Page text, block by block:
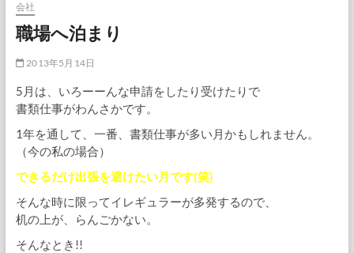
会社
職場へ泊まり
2013年5月14日
5月は、いろーーんな申請をしたり受けたりで
書類仕事がわんさかです。
1年を通して、一番、書類仕事が多い月かもしれません。
（今の私の場合）
できるだけ出張を避けたい月です(笑)
そんな時に限ってイレギュラーが多発するので、
机の上が、らんごかない。
そんなとき!!